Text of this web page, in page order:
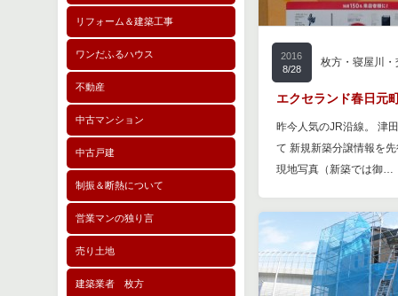
リフォーム＆建築工事
ワンだふるハウス
不動産
中古マンション
中古戸建
制振＆断熱について
営業マンの独り言
売り土地
建築業者 枚方
2016
8/28
枚方・寝屋川
エクセランド春日元
昨今人気のJR沿線。 津
て 新規新築分譲情報を
現地写真（新築では御…